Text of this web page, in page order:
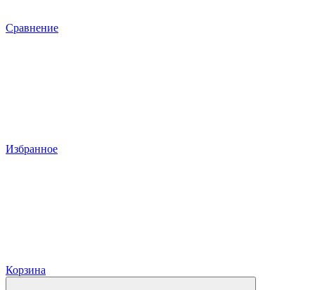
Сравнение
Избранное
Корзина